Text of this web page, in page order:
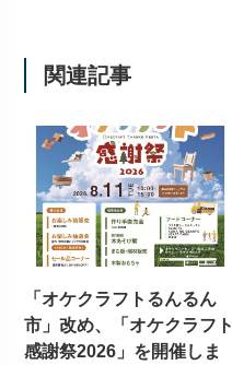
関連記事
「オケクラフトるんるん
市」改め、「オケクラフト
感謝祭2026」を開催しま